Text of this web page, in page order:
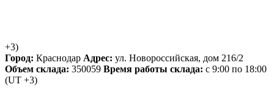
+3)
Город: Краснодар Адрес: ул. Новороссийская, дом 216/2
Объем склада: 350059 Время работы склада: с 9:00 по 18:00
(UT +3)